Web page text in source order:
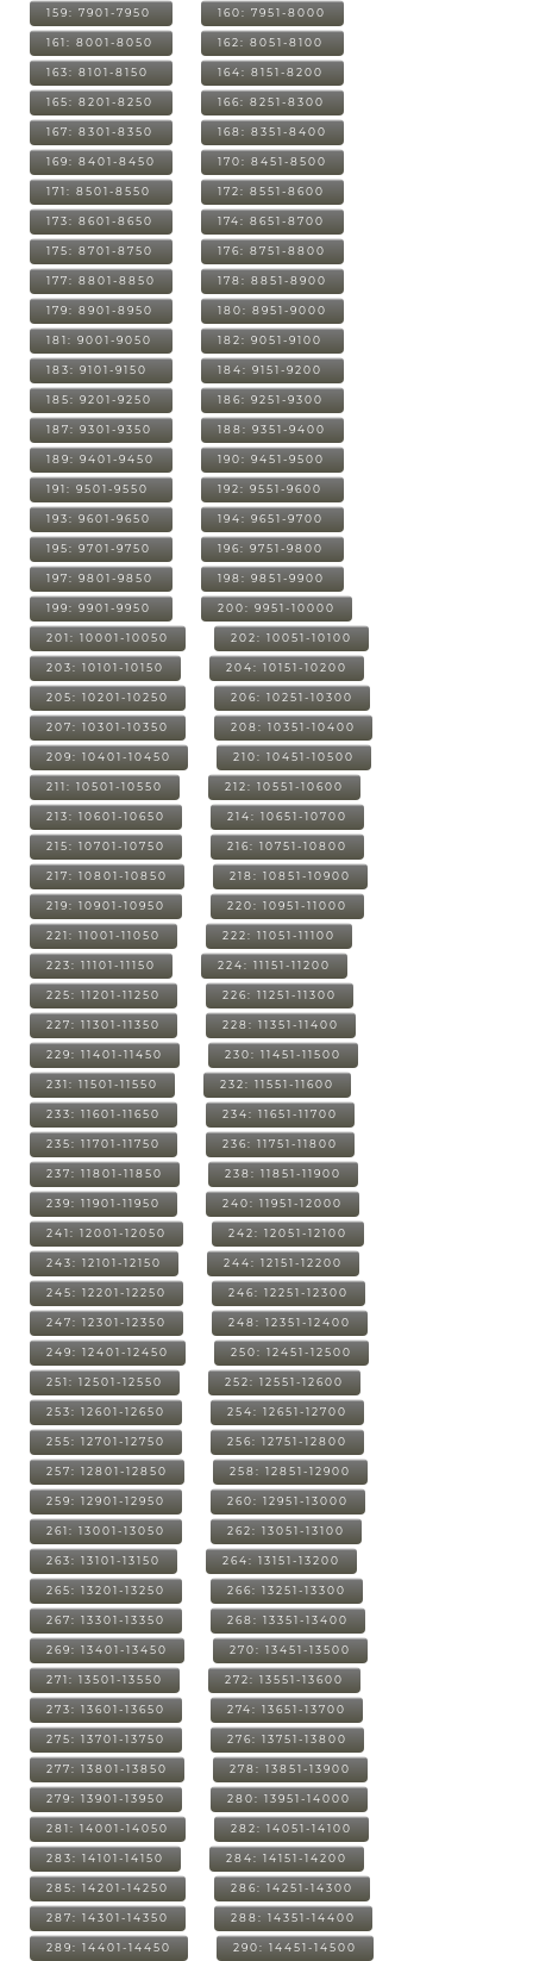
159: 7901-7950 160: 7951-8000
161: 8001-8050 162: 8051-8100
163: 8101-8150 164: 8151-8200
165: 8201-8250 166: 8251-8300
167: 8301-8350 168: 8351-8400
169: 8401-8450 170: 8451-8500
171: 8501-8550 172: 8551-8600
173: 8601-8650 174: 8651-8700
175: 8701-8750 176: 8751-8800
177: 8801-8850 178: 8851-8900
179: 8901-8950 180: 8951-9000
181: 9001-9050 182: 9051-9100
183: 9101-9150 184: 9151-9200
185: 9201-9250 186: 9251-9300
187: 9301-9350 188: 9351-9400
189: 9401-9450 190: 9451-9500
191: 9501-9550 192: 9551-9600
193: 9601-9650 194: 9651-9700
195: 9701-9750 196: 9751-9800
197: 9801-9850 198: 9851-9900
199: 9901-9950 200: 9951-10000
201: 10001-10050 202: 10051-10100
203: 10101-10150 204: 10151-10200
205: 10201-10250 206: 10251-10300
207: 10301-10350 208: 10351-10400
209: 10401-10450 210: 10451-10500
211: 10501-10550 212: 10551-10600
213: 10601-10650 214: 10651-10700
215: 10701-10750 216: 10751-10800
217: 10801-10850 218: 10851-10900
219: 10901-10950 220: 10951-11000
221: 11001-11050 222: 11051-11100
223: 11101-11150 224: 11151-11200
225: 11201-11250 226: 11251-11300
227: 11301-11350 228: 11351-11400
229: 11401-11450 230: 11451-11500
231: 11501-11550 232: 11551-11600
233: 11601-11650 234: 11651-11700
235: 11701-11750 236: 11751-11800
237: 11801-11850 238: 11851-11900
239: 11901-11950 240: 11951-12000
241: 12001-12050 242: 12051-12100
243: 12101-12150 244: 12151-12200
245: 12201-12250 246: 12251-12300
247: 12301-12350 248: 12351-12400
249: 12401-12450 250: 12451-12500
251: 12501-12550 252: 12551-12600
253: 12601-12650 254: 12651-12700
255: 12701-12750 256: 12751-12800
257: 12801-12850 258: 12851-12900
259: 12901-12950 260: 12951-13000
261: 13001-13050 262: 13051-13100
263: 13101-13150 264: 13151-13200
265: 13201-13250 266: 13251-13300
267: 13301-13350 268: 13351-13400
269: 13401-13450 270: 13451-13500
271: 13501-13550 272: 13551-13600
273: 13601-13650 274: 13651-13700
275: 13701-13750 276: 13751-13800
277: 13801-13850 278: 13851-13900
279: 13901-13950 280: 13951-14000
281: 14001-14050 282: 14051-14100
283: 14101-14150 284: 14151-14200
285: 14201-14250 286: 14251-14300
287: 14301-14350 288: 14351-14400
289: 14401-14450 290: 14451-14500